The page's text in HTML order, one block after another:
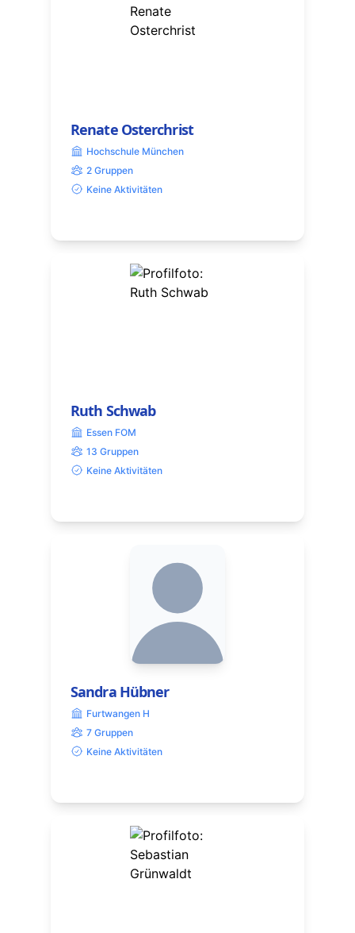
Renate Osterchrist
Hochschule München
2 Gruppen
Keine Aktivitäten
Ruth Schwab
Essen FOM
13 Gruppen
Keine Aktivitäten
Sandra Hübner
Furtwangen H
7 Gruppen
Keine Aktivitäten